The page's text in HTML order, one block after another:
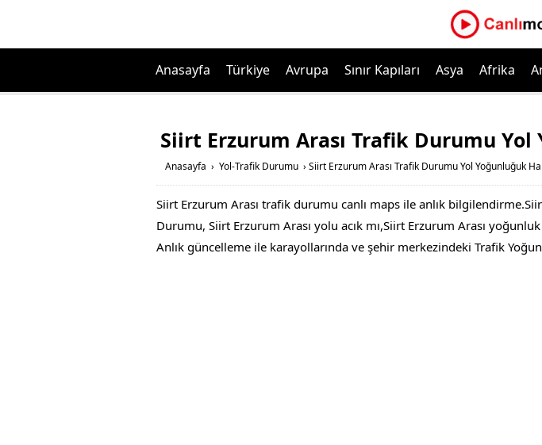
Anasayfa Türkiye Avrupa Sınır Kapıları Asya Afrika
Siirt Erzurum Arası Trafik Durumu Yol
Anasayfa › Yol-Trafik Durumu › Siirt Erzurum Arası Trafik Durumu Yol Yoğunluğuk
Siirt Erzurum Arası trafik durumu canlı maps ile anlık
Durumu, Siirt Erzurum Arası yolu acık mı,Siirt Erzurum Arası
Anlık güncelleme ile karayollarında ve şehir merkezindeki Trafik